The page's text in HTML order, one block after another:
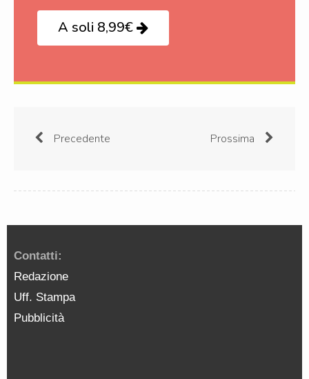
A soli 8,99€
Precedente Prossima
Contatti:
Redazione
Uff. Stampa
Pubblicità